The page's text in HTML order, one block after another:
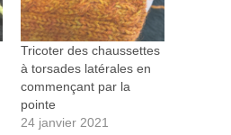
Tricoter des chaussettes
à torsades latérales en
commençant par la
pointe
24 janvier 2021